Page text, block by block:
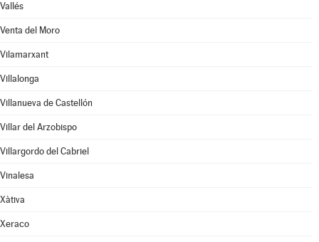
Vallés
Venta del Moro
Vilamarxant
Villalonga
Villanueva de Castellón
Villar del Arzobispo
Villargordo del Cabriel
Vinalesa
Xàtiva
Xeraco